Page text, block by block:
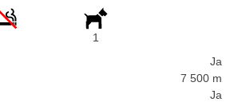
1
Ja
7 500 m
Ja